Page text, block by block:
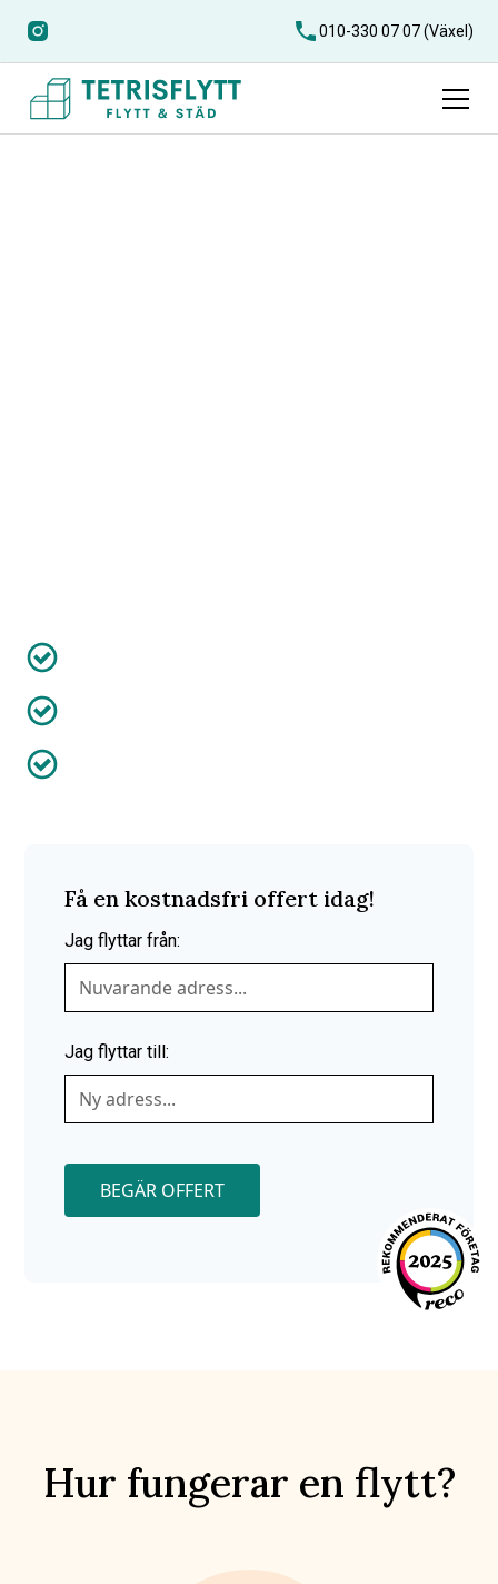
010-330 07 07 (Växel)
Få en kostnadsfri offert idag!
Jag flyttar från:
Jag flyttar till:
BEGÄR OFFERT
Hur fungerar en flytt?